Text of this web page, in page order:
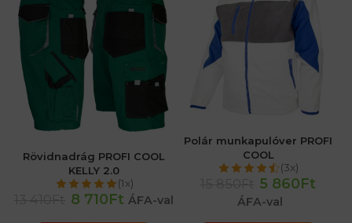
Rövidnadrág PROFI COOL
KELLY 2.0
(1x)
8 710Ft ÁFA-val
Polár munkapulóver PROFI
COOL
(3x)
5 860Ft
ÁFA-val